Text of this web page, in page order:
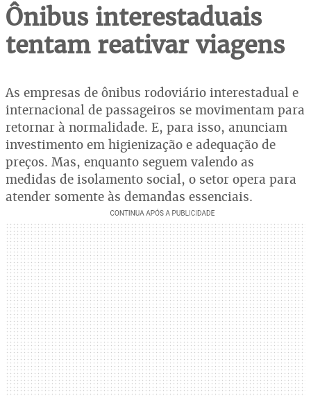
Ônibus interestaduais
tentam reativar viagens
As empresas de ônibus rodoviário interestadual e
internacional de passageiros se movimentam para
retornar à normalidade. E, para isso, anunciam
investimento em higienização e adequação de
preços. Mas, enquanto seguem valendo as
medidas de isolamento social, o setor opera para
atender somente às demandas essenciais.